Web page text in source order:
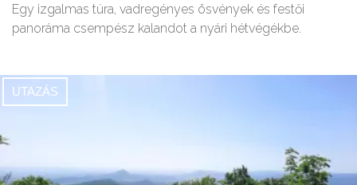
Egy izgalmas túra, vadregényes ösvények és festői
panoráma csempész kalandot a nyári hétvégékbe.
UTAZÁS